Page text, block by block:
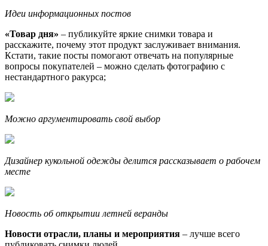
Идеи информационных постов
«Товар дня» – публикуйте яркие снимки товара и
расскажите, почему этот продукт заслуживает внимания.
Кстати, такие посты помогают отвечать на популярные
вопросы покупателей – можно сделать фотографию с
нестандартного ракурса;
Можно аргументировать свой выбор
Дизайнер кукольной одежды делится рассказывает о рабочем
месте
Новость об открытии летней веранды
Новости отрасли, планы и мероприятия – лучше всего